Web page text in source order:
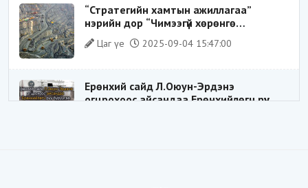
“Стратегийн хамтын ажиллагаа”
нэрийн дор “Чимээгүй хөрөнгө
хуримтлал”
Цаг үе 2025-09-04 15:47:00
Ерөнхий сайд Л.Оюун-Эрдэнэ
огцрохоос айсандаа Ерөнхийлөгч рүү